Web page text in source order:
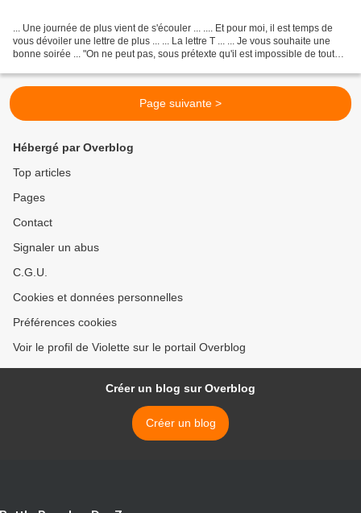
... Une journée de plus vient de s'écouler ... .... Et pour moi, il est temps de
vous dévoiler une lettre de plus ... ... La lettre T ... ... Je vous souhaite une
bonne soirée ... "On ne peut pas, sous prétexte qu'il est impossible de tout
Page suivante >
Hébergé par Overblog
Top articles
Pages
Contact
Signaler un abus
C.G.U.
Cookies et données personnelles
Préférences cookies
Voir le profil de Violette sur le portail Overblog
Créer un blog sur Overblog
Créer un blog